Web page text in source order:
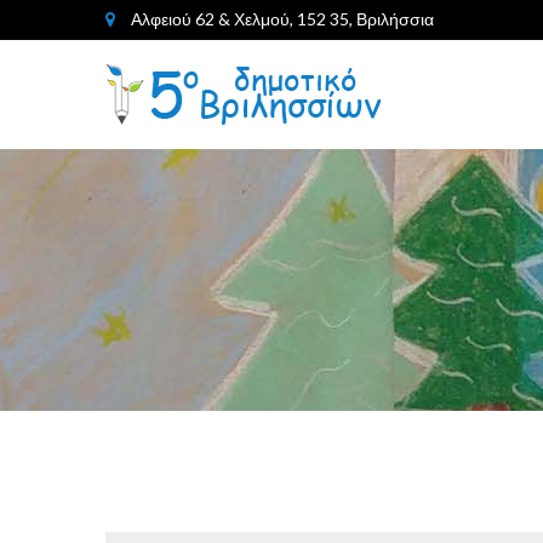
Αλφειού 62 & Χελμού, 152 35, Βριλήσσια